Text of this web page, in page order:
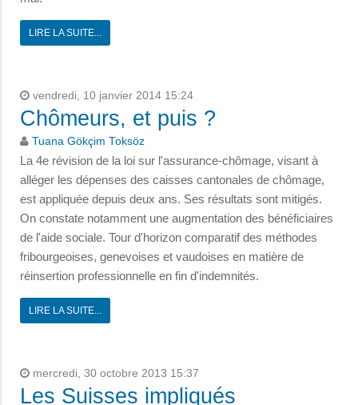
LIRE LA SUITE...
vendredi, 10 janvier 2014 15:24
Chômeurs, et puis ?
Tuana Gökçim Toksöz
La 4e révision de la loi sur l'assurance-chômage, visant à
alléger les dépenses des caisses cantonales de chômage,
est appliquée depuis deux ans. Ses résultats sont mitigés.
On constate notamment une augmentation des bénéficiaires
de l'aide sociale. Tour d'horizon comparatif des méthodes
fribourgeoises, genevoises et vaudoises en matière de
réinsertion professionnelle en fin d'indemnités.
LIRE LA SUITE...
mercredi, 30 octobre 2013 15:37
Les Suisses impliqués